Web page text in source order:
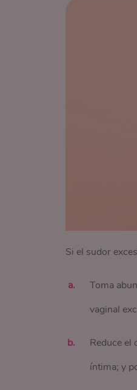
Si el sudor
Toma
vaginal
Reduce el
íntima; y